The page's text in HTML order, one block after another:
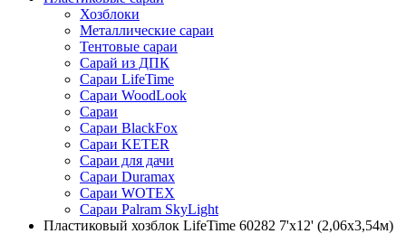
Хозблоки
Металлические сараи
Тентовые сараи
Сарай из ДПК
Cараи LifeTime
Cараи WoodLook
Сараи
Сараи BlackFox
Сараи KETER
Сараи для дачи
Сараи Duramax
Сараи WOTEX
Сараи Palram SkyLight
Пластиковый хозблок LifeTime 60282 7'x12' (2,06х3,54м)